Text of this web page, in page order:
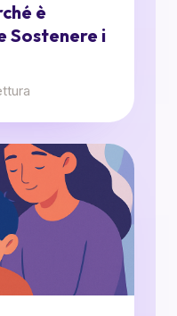
è
Sostenere i